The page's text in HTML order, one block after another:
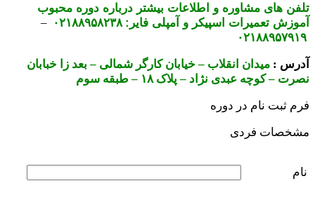
تلفن های مشاوره و اطلاعات بیشتر درباره دوره محبوب
آموزش تعمیرات اسپیکر و آمپلی فایر: ۰۲۱۸۸۹۵۸۲۳۸ –
۰۲۱۸۸۹۵۷۹۱۹
آدرس : میدان انقلاب – خیابان کارگر شمالی – بعد زا خبابان
نصرت – کوچه عبدی نژاد – پلاک ۱۸ – طبقه سوم
فرم ثبت نام در دوره
مشخصات فردی
نام